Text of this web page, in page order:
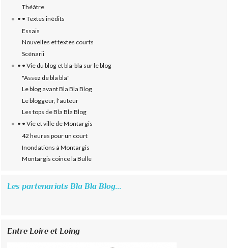
Théâtre
• • Textes inédits
Essais
Nouvelles et textes courts
Scénarii
• • Vie du blog et bla-bla sur le blog
"Assez de bla bla"
Le blog avant Bla Bla Blog
Le bloggeur, l'auteur
Les tops de Bla Bla Blog
• • Vie et ville de Montargis
42 heures pour un court
Inondations à Montargis
Montargis coince la Bulle
Les partenariats Bla Bla Blog...
Entre Loire et Loing